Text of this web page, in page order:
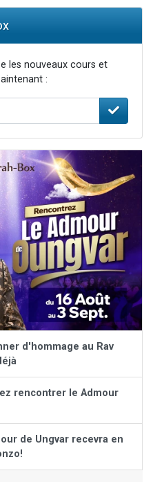
les nouveaux cours et
:
d'hommage au Rav
rencontrer le Admour
de Ungvar recevra en